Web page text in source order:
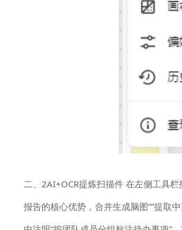
二、2AI+OCR提炼扫描件 在左侧工具
报告的核心优势，合并生成脑图”“提取